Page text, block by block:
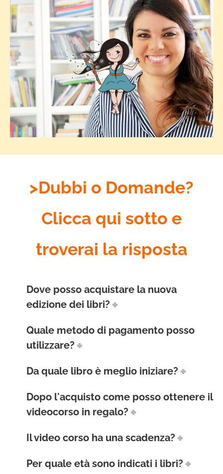
>Dubbi o Domande?
Clicca qui sotto e
troverai la risposta
Dove posso acquistare la nuova
edizione dei libri?
Quale metodo di pagamento posso
utilizzare?
Da quale libro è meglio iniziare?
Dopo l'acquisto come posso ottenere il
videocorso in regalo?
Il video corso ha una scadenza?
Per quale età sono indicati i libri?